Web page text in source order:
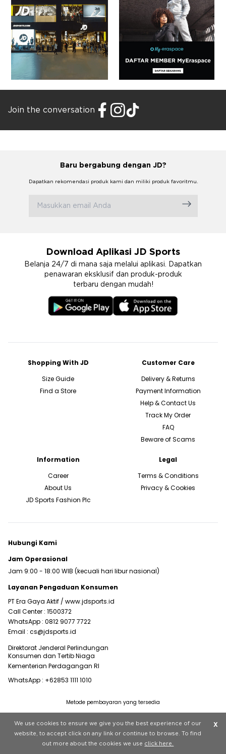
Join the conversation
Baru bergabung dengan JD?
Dapatkan rekomendasi produk kami dan miliki produk favoritmu.
Download Aplikasi JD Sports
Belanja 24/7 di mana saja melalui aplikasi. Dapatkan
penawaran eksklusif dan produk-produk
terbaru dengan mudah!
Shopping With JD
Size Guide
Find a Store
Customer Care
Delivery & Returns
Payment Information
Help & Contact Us
Track My Order
FAQ
Beware of Scams
Information
Career
About Us
JD Sports Fashion Plc
Legal
Terms & Conditions
Privacy & Cookies
Hubungi Kami
Jam Operasional
Jam 9:00 - 18:00 WIB (kecuali hari libur nasional)
Layanan Pengaduan Konsumen
PT Era Gaya Aktif / www.jdsports.id
Call Center : 1500372
WhatsApp : 0812 9077 7722
Email : cs@jdsports.id
Direktorat Jenderal Perlindungan
Konsumen dan Tertib Niaga
Kementerian Perdagangan RI
WhatsApp : +62853 1111 1010
Copyright © 2022 JD Sports All rights reserved.
Metode pembayaran yang tersedia
We use cookies to ensure we give you the best experience of our
website, to accept click on any link or continue to browse. To find
out more about the cookies we use click here.
X